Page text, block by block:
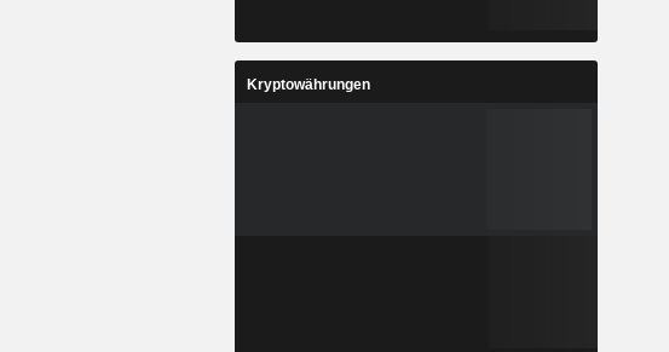
Kryptowährungen